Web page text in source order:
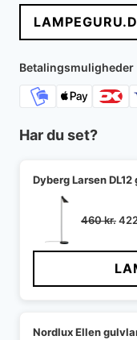
Betalingsmuligheder
Har du set?
Dyberg Larsen
460kr.Den
pris
var:
Nordlux Ellen